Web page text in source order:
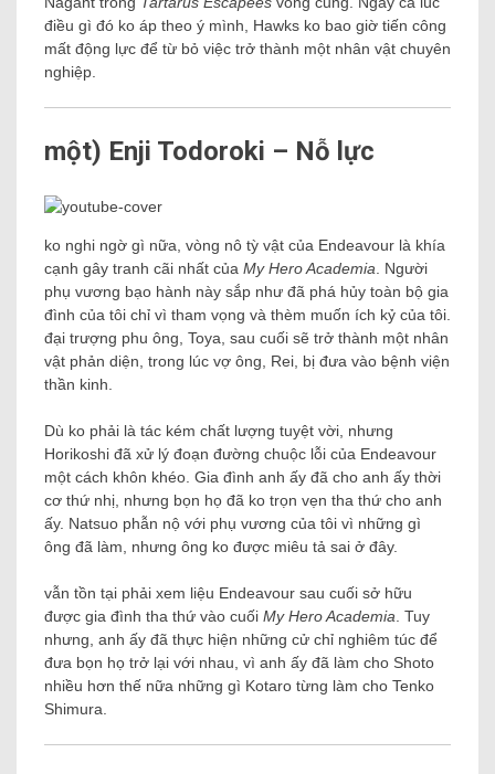
điều gì đó ko áp theo ý mình, Hawks ko bao giờ tiến công
mất động lực để từ bỏ việc trở thành một nhân vật chuyên
nghiệp.
một) Enji Todoroki – Nỗ lực
ko nghi ngờ gì nữa, vòng nô tỳ vật của Endeavour là khía
cạnh gây tranh cãi nhất của My Hero Academia. Người
phụ vương bạo hành này sắp như đã phá hủy toàn bộ gia
đình của tôi chỉ vì tham vọng và thèm muốn ích kỷ của tôi.
đại trượng phu ông, Toya, sau cuối sẽ trở thành một nhân
vật phản diện, trong lúc vợ ông, Rei, bị đưa vào bệnh viện
thần kinh.
Dù ko phải là tác kém chất lượng tuyệt vời, nhưng
Horikoshi đã xử lý đoạn đường chuộc lỗi của Endeavour
một cách khôn khéo. Gia đình anh ấy đã cho anh ấy thời
cơ thứ nhị, nhưng bọn họ đã ko trọn vẹn tha thứ cho anh
ấy. Natsuo phẫn nộ với phụ vương của tôi vì những gì
ông đã làm, nhưng ông ko được miêu tả sai ở đây.
vẫn tồn tại phải xem liệu Endeavour sau cuối sở hữu
được gia đình tha thứ vào cuối My Hero Academia. Tuy
nhưng, anh ấy đã thực hiện những cử chỉ nghiêm túc để
đưa bọn họ trở lại với nhau, vì anh ấy đã làm cho Shoto
nhiều hơn thế nữa những gì Kotaro từng làm cho Tenko
Shimura.